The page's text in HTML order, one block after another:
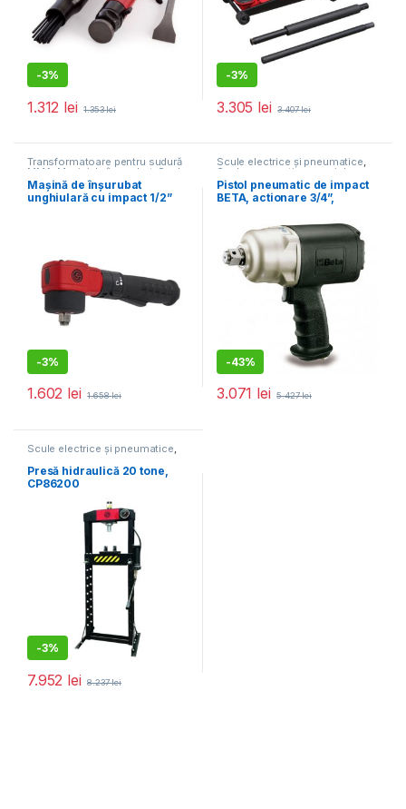
-3%
1.312 lei 1.353lei
-3%
3.305 lei 3.407lei
Transformatoare pentru sudură
MMA Mașini de înșurubat Scule
electrice și pneumatice
Mașină de înșurubat
unghiulară cu impact 1/2”
-3%
1.602 lei 1.658lei
Scule electrice și pneumatice,
Scule pneumatice speciale
Pistol pneumatic de impact
BETA, actionare 3/4”,
-43%
3.071 lei 5.427lei
Scule electrice și pneumatice
Echipamente service auto
Presă hidraulică 20 tone,
CP86200
-3%
7.952 lei 8.237lei